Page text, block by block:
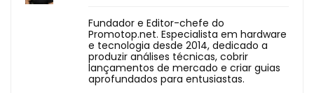
Fundador e Editor-chefe do
Promotop.net. Especialista em hardware
e tecnologia desde 2014, dedicado a
produzir análises técnicas, cobrir
lançamentos de mercado e criar guias
aprofundados para entusiastas.